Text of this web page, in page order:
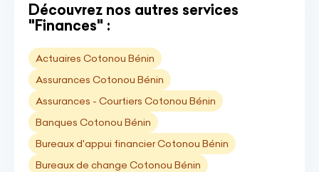
Découvrez nos autres services
"Finances" :
Actuaires Cotonou Bénin
Assurances Cotonou Bénin
Assurances - Courtiers Cotonou Bénin
Banques Cotonou Bénin
Bureaux d'appui financier Cotonou Bénin
Bureaux de change Cotonou Bénin